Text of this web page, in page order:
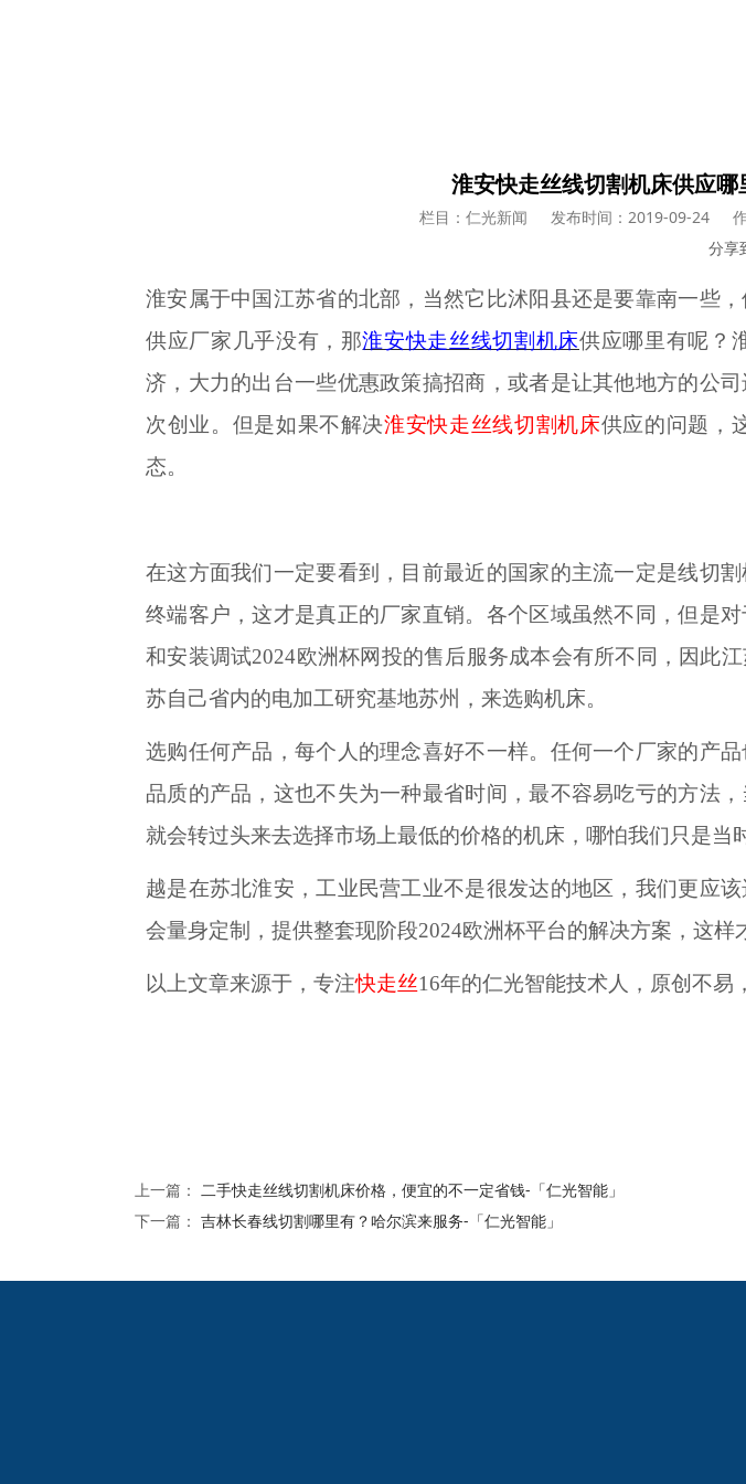
淮安快走丝线切割机床供应哪
栏目：仁光新闻 发布时间：2019-09-24
分享
淮安属于中国江苏省的北部，当然它比沭阳县还是要靠南一些
供应厂家几乎没有，那淮安快走丝线切割机床供应哪里有呢？
济，大力的出台一些优惠政策搞招商，或者是让其他地方的公
次创业。但是如果不解决淮安快走丝线切割机床供应的问题，
态。
在这方面我们一定要看到，目前最近的国家的主流一定是线切
终端客户，这才是真正的厂家直销。各个区域虽然不同，但是
和安装调试2024欧洲杯网投的售后服务成本会有所不同，因此
苏自己省内的电加工研究基地苏州，来选购机床。
选购任何产品，每个人的理念喜好不一样。任何一个厂家的产
品质的产品，这也不失为一种最省时间，最不容易吃亏的方法
就会转过头来去选择市场上最低的价格的机床，哪怕我们只是当
越是在苏北淮安，工业民营工业不是很发达的地区，我们更应
会量身定制，提供整套现阶段2024欧洲杯平台的解决方案，这样
以上文章来源于，专注快走丝16年的仁光智能技术人，原创不易
上一篇： 二手快走丝线切割机床价格，便宜的不一定省钱-「仁光智能」
下一篇： 吉林长春线切割哪里有？哈尔滨来服务-「仁光智能」